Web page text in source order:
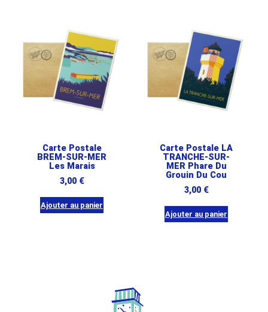
Carte Postale
BREM-SUR-MER
Les Marais
3,00 €
Ajouter au panier
Carte Postale LA
TRANCHE-SUR-
MER Phare Du
Grouin Du Cou
3,00 €
Ajouter au panier